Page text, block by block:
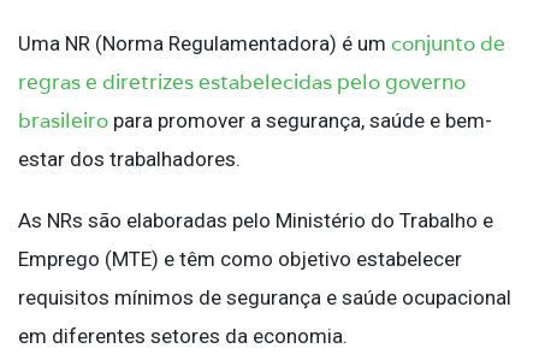
Uma NR (Norma Regulamentadora) é um conjunto de
regras e diretrizes estabelecidas pelo governo
brasileiro para promover a segurança, saúde e bem-
estar dos trabalhadores.
As NRs são elaboradas pelo Ministério do Trabalho e
Emprego (MTE) e têm como objetivo estabelecer
requisitos mínimos de segurança e saúde ocupacional
em diferentes setores da economia.